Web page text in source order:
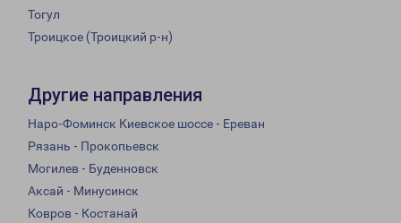
Тогул
Троицкое (Троицкий р-н)
Другие направления
Наро-Фоминск Киевское шоссе - Ереван
Рязань - Прокопьевск
Могилев - Буденновск
Аксай - Минусинск
Ковров - Костанай